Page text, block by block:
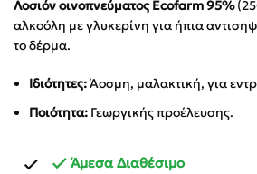
Λοσιόν οινοπνεύματος Ecofarm 95%
αλκοόλη με γλυκερίνη για ήπια
το δέρμα.
Ιδιότητες:Άοσμη, μαλακτική, για
Ποιότητα: Γεωργικής προέλευσης.
Άμεσα Διαθέσιμο